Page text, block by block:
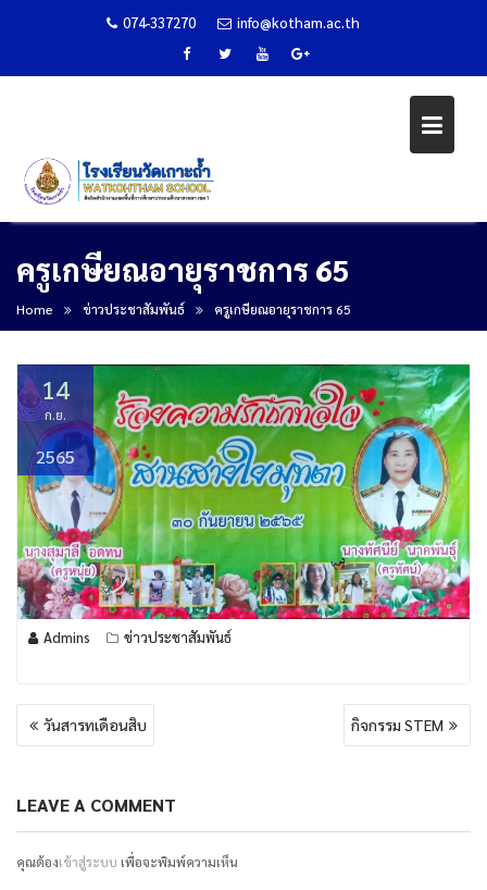
content
074-337270 info@kotham.ac.th
ครูเกษียณอายุราชการ 65
Home ข่าวประชาสัมพันธ์ ครูเกษียณอายุราชการ 65
14
ก.ย.
2565
Admins ข่าวประชาสัมพันธ์
แนะแนว
เรื่องวันสารทเดือนสิบ กิจกรรม STEM
LEAVE A COMMENT
คุณต้องเข้าสู่ระบบ เพื่อจะพิมพ์ความเห็น